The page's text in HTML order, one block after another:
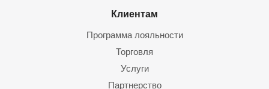
Клиентам
Программа лояльности
Торговля
Услуги
Партнерство